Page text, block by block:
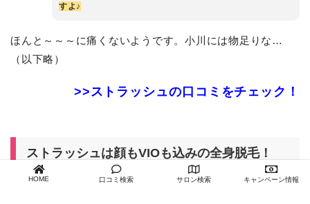
すよ♪
ほんと～～～に痛くないようです。小川には物足りな…
（以下略）
>>ストラッシュの口コミをチェック！
ストラッシュは顔もVIOも込みの全身脱毛！
HOME 口コミ検索 サロン検索 キャンペーン情報